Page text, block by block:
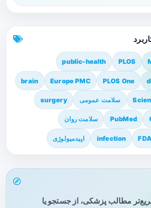
PLOS
public-health
PLOS One
Europe PMC
brain
سلامت عمومی surgery
PubMed سلامت روان
FDA
infection اپیدمیولوژی
مطالب پزشکی، از جستجو یا